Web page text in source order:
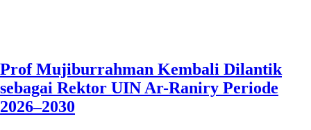
Prof Mujiburrahman Kembali Dilantik
sebagai Rektor UIN Ar-Raniry Periode
2026–2030